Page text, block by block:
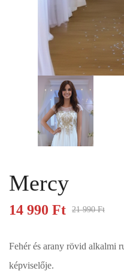
Mercy
21 990Ft
14 990 Ft
Fehér és arany rövid alkalmi
képviselője.